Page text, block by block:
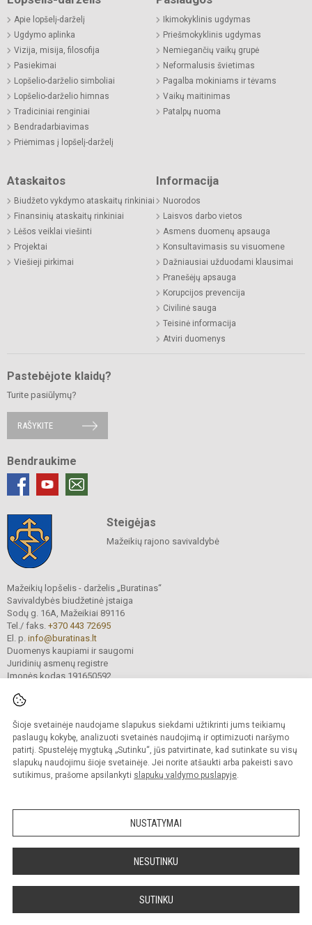
Šioje svetainėje naudojame slapukus siekdami užtikrinti jums teikiamų
paslaugų kokybę, analizuoti svetainės naudojimą ir optimizuoti naršymo
patirtį. Spustelėję mygtuką „Sutinku“, jūs patvirtinate, kad sutinkate su visų
slapukų naudojimu šioje svetainėje. Jei norite atšaukti arba pakeisti savo
sutikimus, prašome apsilankyti slapukų valdymo puslapyje.
NUSTATYMAI
NESUTINKU
SUTINKU
Apie lopšelį-darželį
Ugdymo aplinka
Vizija, misija, filosofija
Pasiekimai
Lopšelio-darželio simboliai
Lopšelio-darželio himnas
Tradiciniai renginiai
Bendradarbiavimas
Priėmimas į lopšelį-darželį
Ikimokyklinis ugdymas
Priešmokyklinis ugdymas
Nemiegančių vaikų grupė
Neformalusis švietimas
Pagalba mokiniams ir tėvams
Vaikų maitinimas
Patalpų nuoma
Ataskaitos
Biudžeto vykdymo ataskaitų rinkiniai
Finansinių ataskaitų rinkiniai
Lėšos veiklai viešinti
Projektai
Viešieji pirkimai
Informacija
Nuorodos
Laisvos darbo vietos
Asmens duomenų apsauga
Konsultavimasis su visuomene
Dažniausiai užduodami klausimai
Pranešėjų apsauga
Korupcijos prevencija
Civilinė sauga
Teisinė informacija
Atviri duomenys
Pastebėjote klaidų?
Turite pasiūlymų?
RAŠYKITE
Bendraukime
Steigėjas
Mažeikių rajono savivaldybė
Mažeikių lopšelis - darželis „Buratinas“
Savivaldybės biudžetinė įstaiga
Sodų g. 16A, Mažeikiai 89116
Tel./ faks. +370 443 72695
El. p. info@buratinas.lt
Duomenys kaupiami ir saugomi
Juridinių asmenų registre
Įmonės kodas 191650592
© 2024. Mažeikių lopšelis - darželis „Buratinas“. Visos teisės saugomos.
Kopijuoti turinį be raštiško įstaigos administracijos sutikimo griežtai draudžiama.
Prieinamumo paraiška Slapukų valdymas
Sumanus būdas atnaujinti